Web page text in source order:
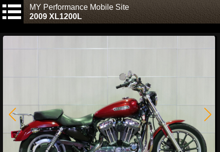
MY Performance Mobile Site
2009 XL1200L